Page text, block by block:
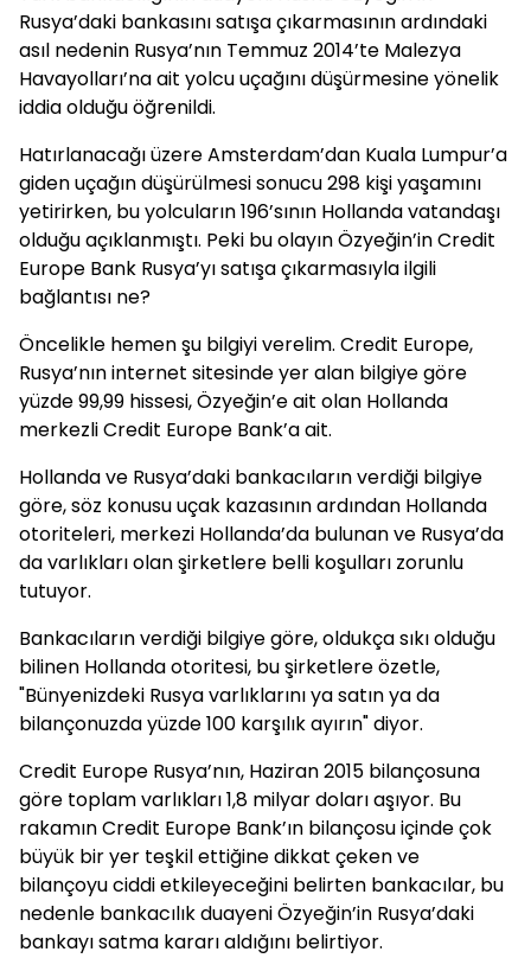
Rusya’daki bankasını satışa çıkarmasının ardındaki
asıl nedenin Rusya’nın Temmuz 2014’te Malezya
Havayolları’na ait yolcu uçağını düşürmesine yönelik
iddia olduğu öğrenildi.
Hatırlanacağı üzere Amsterdam’dan Kuala Lumpur’a
giden uçağın düşürülmesi sonucu 298 kişi yaşamını
yetirirken, bu yolcuların 196’sının Hollanda vatandaşı
olduğu açıklanmıştı. Peki bu olayın Özyeğin’in Credit
Europe Bank Rusya’yı satışa çıkarmasıyla ilgili
bağlantısı ne?
Öncelikle hemen şu bilgiyi verelim. Credit Europe,
Rusya’nın internet sitesinde yer alan bilgiye göre
yüzde 99,99 hissesi, Özyeğin’e ait olan Hollanda
merkezli Credit Europe Bank’a ait.
Hollanda ve Rusya’daki bankacıların verdiği bilgiye
göre, söz konusu uçak kazasının ardından Hollanda
otoriteleri, merkezi Hollanda’da bulunan ve Rusya’da
da varlıkları olan şirketlere belli koşulları zorunlu
tutuyor.
Bankacıların verdiği bilgiye göre, oldukça sıkı olduğu
bilinen Hollanda otoritesi, bu şirketlere özetle,
"Bünyenizdeki Rusya varlıklarını ya satın ya da
bilançonuzda yüzde 100 karşılık ayırın" diyor.
Credit Europe Rusya’nın, Haziran 2015 bilançosuna
göre toplam varlıkları 1,8 milyar doları aşıyor. Bu
rakamın Credit Europe Bank’ın bilançosu içinde çok
büyük bir yer teşkil ettiğine dikkat çeken ve
bilançoyu ciddi etkileyeceğini belirten bankacılar, bu
nedenle bankacılık duayeni Özyeğin’in Rusya’daki
bankayı satma kararı aldığını belirtiyor.